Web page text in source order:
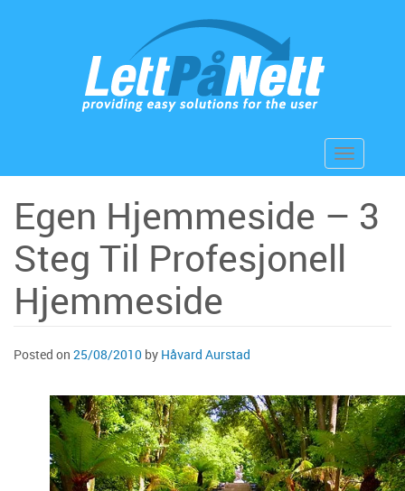
Toggle
navigation
Egen Hjemmeside – 3
Steg Til Profesjonell
Hjemmeside
Posted on 25/08/2010 by Håvard Aurstad